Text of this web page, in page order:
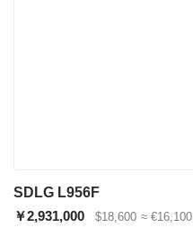
SDLG L956F
￥2,931,000
$18,600 ≈ €16,100